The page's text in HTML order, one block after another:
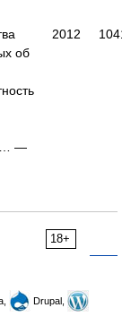
об
—
2012
18+
Drupal,